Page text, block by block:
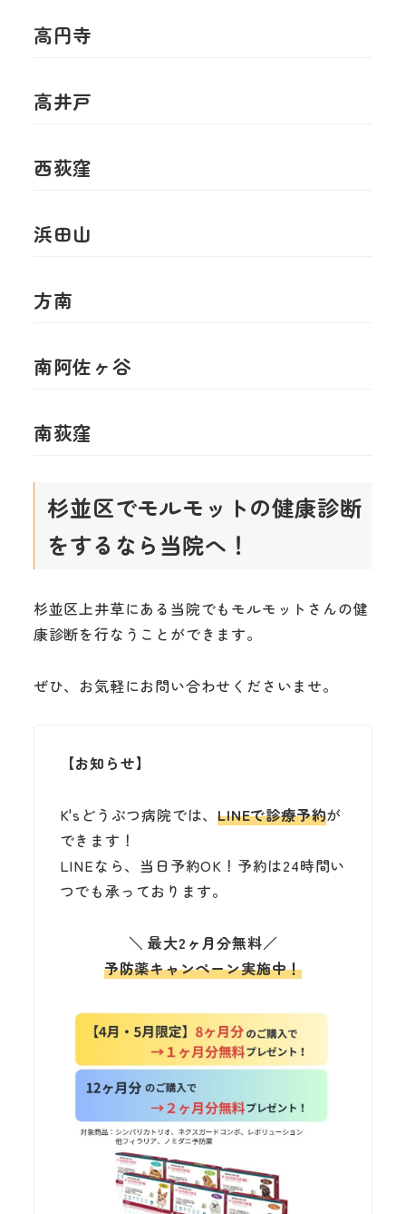
高円寺
高井戸
西荻窪
浜田山
方南
南阿佐ヶ谷
南荻窪
杉並区でモルモットの健康診断
をするなら当院へ！
杉並区上井草にある当院でもモルモットさんの健
康診断を行なうことができます。
ぜひ、お気軽にお問い合わせくださいませ。
【お知らせ】
K'sどうぶつ病院では、LINEで診療予約が
できます！
LINEなら、当日予約OK！予約は24時間い
つでも承っております。
＼最大2ヶ月分無料／
予防薬キャンペーン実施中！